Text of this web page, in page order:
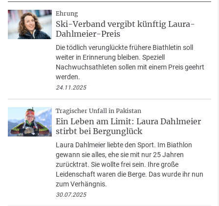
Ehrung
Ski-Verband vergibt künftig Laura-
Dahlmeier-Preis
Die tödlich verunglückte frühere Biathletin soll
weiter in Erinnerung bleiben. Speziell
Nachwuchsathleten sollen mit einem Preis geehrt
werden.
24.11.2025
Tragischer Unfall in Pakistan
Ein Leben am Limit: Laura Dahlmeier
stirbt bei Bergunglück
Laura Dahlmeier liebte den Sport. Im Biathlon
gewann sie alles, ehe sie mit nur 25 Jahren
zurücktrat. Sie wollte frei sein. Ihre große
Leidenschaft waren die Berge. Das wurde ihr nun
zum Verhängnis.
30.07.2025